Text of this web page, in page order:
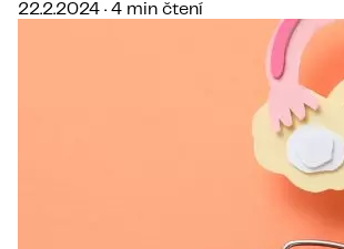
22.2.2024 · 4 min čtení